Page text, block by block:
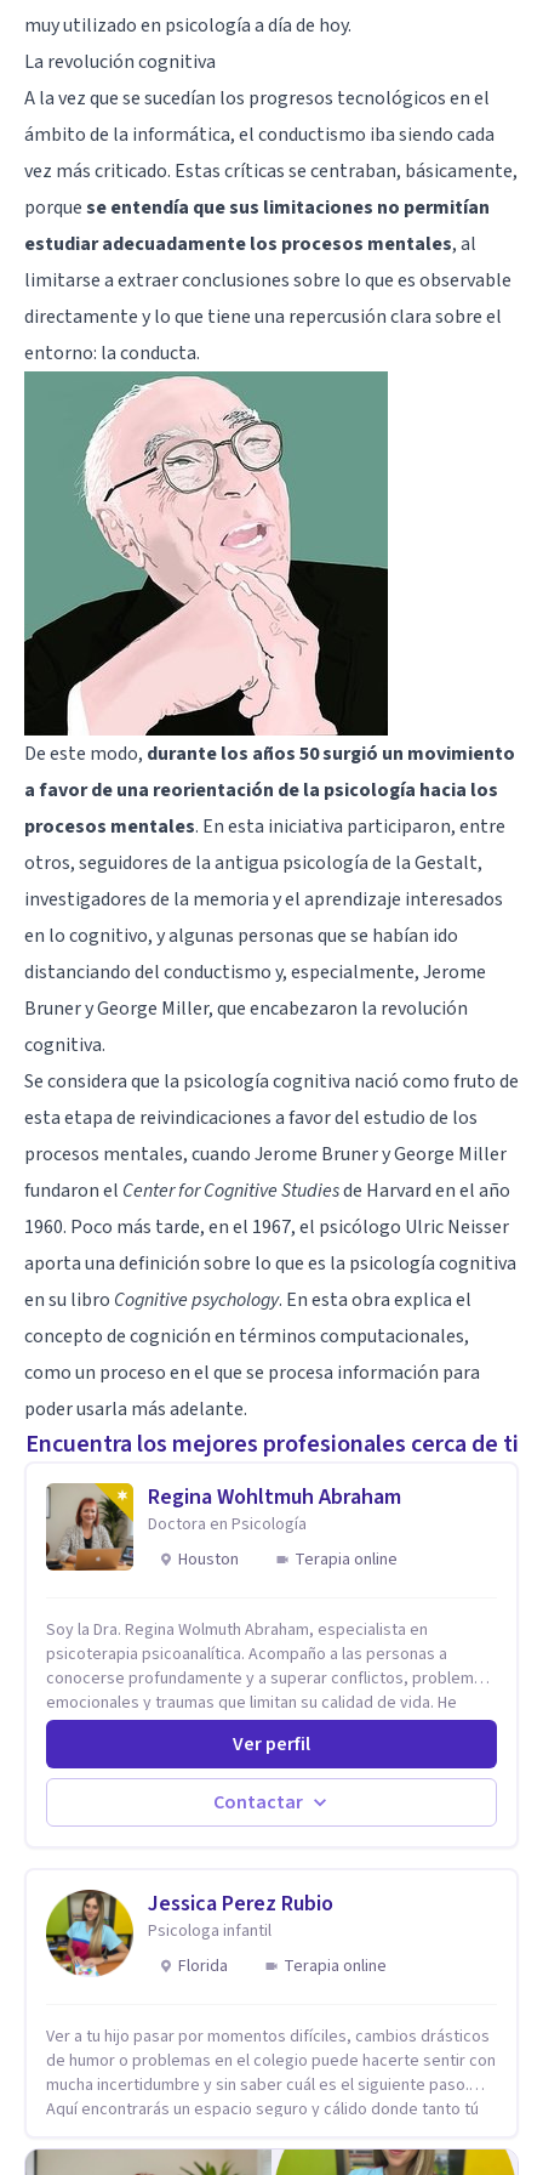
muy utilizado en psicología a día de hoy.
La revolución cognitiva
A la vez que se sucedían los progresos tecnológicos en el
ámbito de la informática, el conductismo iba siendo cada
vez más criticado. Estas críticas se centraban, básicamente,
porquese entendía que sus limitaciones no permitían
estudiar adecuadamente los procesos mentales, al
limitarse a extraer conclusiones sobre lo que es observable
directamente y lo que tiene una repercusión clara sobre el
entorno: la conducta.
De este modo, durante los años 50 surgió un movimiento
a favor de una reorientación de la psicología hacia los
procesos mentales. En esta iniciativa participaron, entre
otros, seguidores de la antigua psicología de la Gestalt,
investigadores de la memoria y el aprendizaje interesados
en lo cognitivo, y algunas personas que se habían ido
distanciando del conductismo y, especialmente,Jerome
Brunery George Miller, que encabezaron la revolución
cognitiva.
Se considera que la psicología cognitiva nació como fruto de
esta etapa de reivindicaciones a favor del estudio de los
procesos mentales, cuando Jerome Bruner y George Miller
fundaron el Center for Cognitive Studiesde Harvard en el año
1960. Poco más tarde, en el 1967, el psicólogo Ulric Neisser
aporta una definición sobre lo que es la psicología cognitiva
en su libro Cognitive psychology. En esta obra explica el
concepto de cognición en términos computacionales,
como un proceso en el que se procesa información para
poder usarla más adelante.
Encuentra los mejores profesionales cerca de ti
Regina Wohltmuh Abraham
Doctora en Psicología
Houston
Terapia online
Soy la Dra. Regina Wolmuth Abraham, especialista en
psicoterapia psicoanalítica. Acompaño a las personas a
conocerse profundamente y a superar conflictos, problemas
emocionales y traumas que limitan su calidad de vida. He
trabajado en reconocidas instituciones como el Hospital
Psiquiátrico San Rafael, Instituto Psiquiátrico MENDAO, San
Bernardino, Hospital Psiquiátrico Infantil y el Centro de
Integración Juvenil. Además, tuve el privilegio de colaborar
en comunidades como Olivar del Conde y Xochimilco, lo que
Ver perfil
Contactar
Jessica Perez Rubio
Psicologa infantil
Florida
Terapia online
Ver a tu hijo pasar por momentos difíciles, cambios drásticos
de humor o problemas en el colegio puede hacerte sentir con
mucha incertidumbre y sin saber cuál es el siguiente paso.
Aquí encontrarás un espacio seguro y cálido donde tanto tú
comprendidos y apoyados para recuperar la tranquilidad en